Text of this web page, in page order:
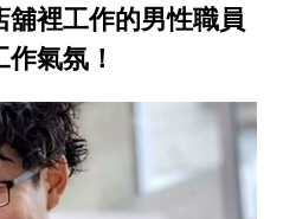
舖裡工作的男性職員
氣氛！